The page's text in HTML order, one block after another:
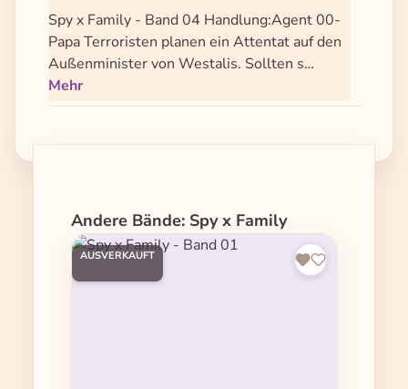
Spy x Family - Band 04 Handlung:Agent 00-
Papa Terroristen planen ein Attentat auf den
Außenminister von Westalis. Sollten s…
Mehr
Produktgalerie überspringen
Andere Bände: Spy x Family
AUSVERKAUFT